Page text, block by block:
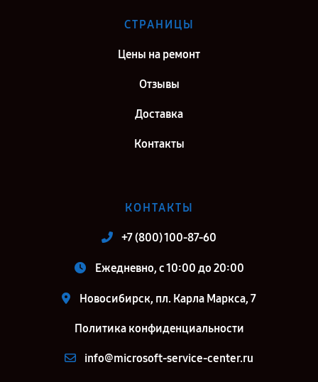
СТРАНИЦЫ
Цены на ремонт
Отзывы
Доставка
Контакты
КОНТАКТЫ
+7 (800) 100-87-60
Ежедневно, с 10:00 до 20:00
Новосибирск, пл. Карла Маркса, 7
Политика конфиденциальности
info@microsoft-service-center.ru